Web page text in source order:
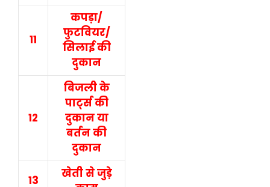
11
कपड़ा/
फुटव‍ियर/
स‍िलाई की
दुकान
12
ब‍िजली के
पार्ट्स की
दुकान या
बर्तन की
दुकान
13
खेती से जुड़े